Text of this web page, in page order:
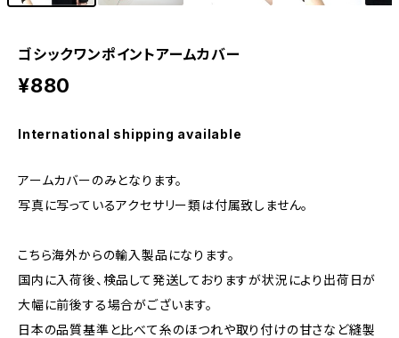
ゴシックワンポイントアームカバー
¥880
International shipping available
アームカバーのみとなります。
写真に写っているアクセサリー類は付属致しません。
こちら海外からの輸入製品になります。
国内に入荷後、検品して発送しておりますが状況により出荷日が
大幅に前後する場合がございます。
日本の品質基準と比べて糸のほつれや取り付けの甘さなど縫製